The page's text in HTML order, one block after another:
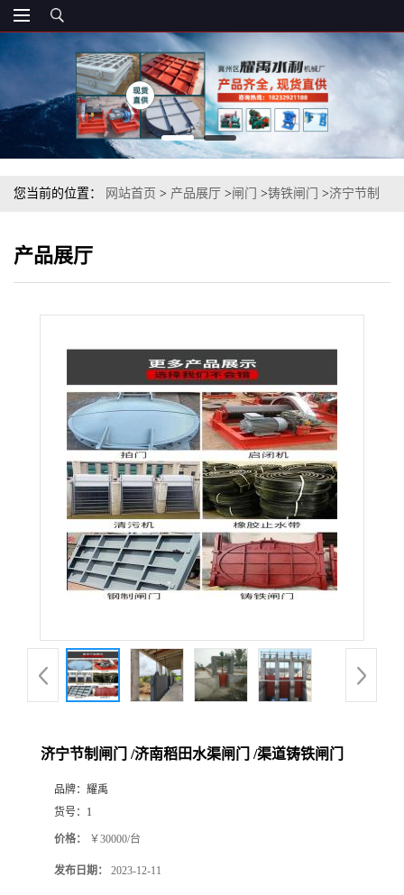
您当前的位置： 网站首页 > 产品展厅 >闸门 >铸铁闸门 >济宁节制
产品展厅
济宁节制闸门 /济南稻田水渠闸门 /渠道铸铁闸门
品牌： 耀禹
货号： 1
价格： ￥30000/台
发布日期： 2023-12-11